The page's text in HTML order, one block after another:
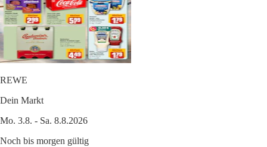
REWE
Dein Markt
Mo. 3.8. - Sa. 8.8.2026
Noch bis morgen gültig